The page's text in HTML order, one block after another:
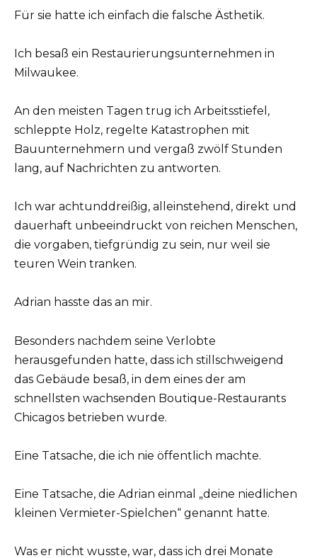
Für sie hatte ich einfach die falsche Ästhetik.
Ich besaß ein Restaurierungsunternehmen in
Milwaukee.
An den meisten Tagen trug ich Arbeitsstiefel,
schleppte Holz, regelte Katastrophen mit
Bauunternehmern und vergaß zwölf Stunden
lang, auf Nachrichten zu antworten.
Ich war achtunddreißig, alleinstehend, direkt und
dauerhaft unbeeindruckt von reichen Menschen,
die vorgaben, tiefgründig zu sein, nur weil sie
teuren Wein tranken.
Adrian hasste das an mir.
Besonders nachdem seine Verlobte
herausgefunden hatte, dass ich stillschweigend
das Gebäude besaß, in dem eines der am
schnellsten wachsenden Boutique-Restaurants
Chicagos betrieben wurde.
Eine Tatsache, die ich nie öffentlich machte.
Eine Tatsache, die Adrian einmal „deine niedlichen
kleinen Vermieter-Spielchen“ genannt hatte.
Was er nicht wusste, war, dass ich drei Monate